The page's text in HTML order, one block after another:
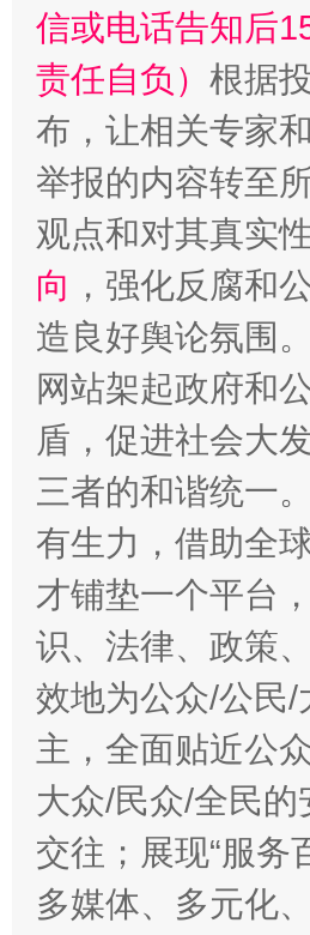
信或电话告知后
责任自负） 根据
布，让相关专家
举报的内容转至
观点和对其真实性
向 ，强化反腐和
造良好舆论氛围
网站架起政府和
盾，促进社会大
三者的和谐统一
有生力，借助全
才铺垫一个平台
识、法律、政策
效地为公众/公民
主，全面贴近公
大众/民众/全民
交往；展现“服务
多媒体、多元化